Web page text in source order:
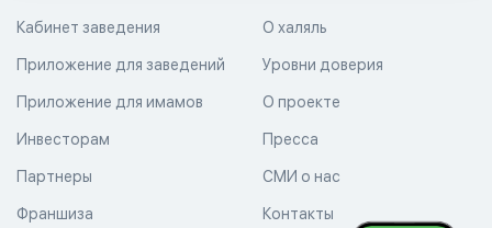
О халяль
Уровни доверия
Кабинет заведения
Приложение для заведений
Приложение для имамов О проекте
Пресса
СМИ о нас
Контакты
Инвесторам
Партнеры
Франшиза